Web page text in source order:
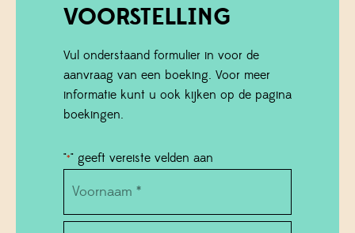
VOORSTELLING
Vul onderstaand formulier in voor de
aanvraag van een boeking. Voor meer
informatie kunt u ook kijken op de pagina
boekingen.
"*" geeft vereiste velden aan